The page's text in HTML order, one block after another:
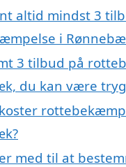
altid mindst 3
i
3 tilbud på
du kan være
med til at